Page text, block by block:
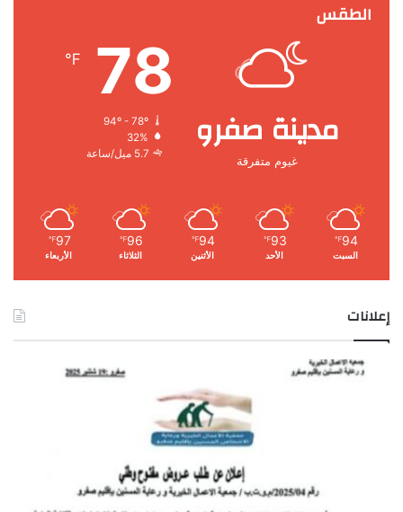
الطقس
مدينة صفرو
غيوم متفرقة
78
℉
94º - 78º
32%
5.7 ميل/ساعة
94
℉
السبت
93
℉
الأحد
94
℉
الأثنين
96
℉
الثلاثاء
97
℉
الأربعاء
إعلانات